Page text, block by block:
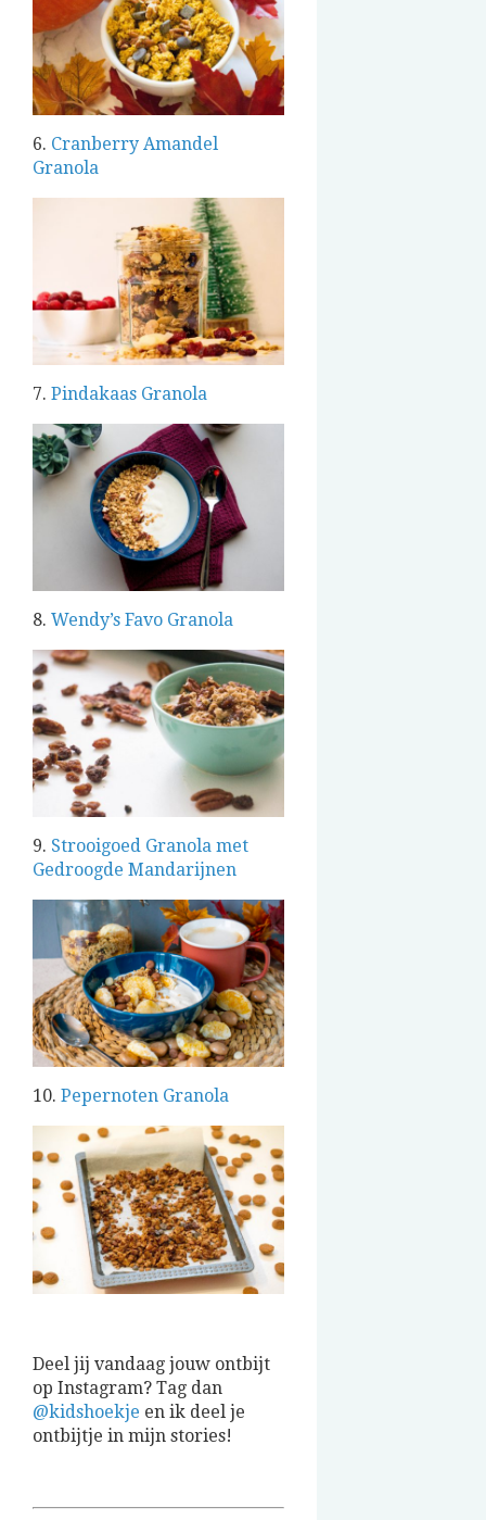
6. Cranberry Amandel
Granola
7. Pindakaas Granola
8. Wendy’s Favo Granola
9. Strooigoed Granola met
Gedroogde Mandarijnen
10. Pepernoten Granola
Deel jij vandaag jouw ontbijt
op Instagram? Tag dan
@kidshoekje en ik deel je
ontbijtje in mijn stories!